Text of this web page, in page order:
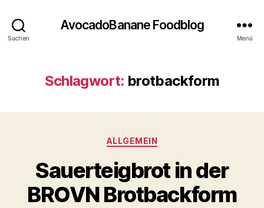
Suchen
AvocadoBanane Foodblog
Menü
Schlagwort: brotbackform
Kategorien
ALLGEMEIN
Sauerteigbrot in der
BROVN Brotbackform